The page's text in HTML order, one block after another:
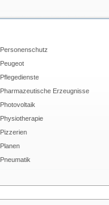
Personenschutz
Peugeot
Pflegedienste
Pharmazeutische Erzeugnisse
Photovoltaik
Physiotherapie
Pizzerien
Planen
Pneumatik